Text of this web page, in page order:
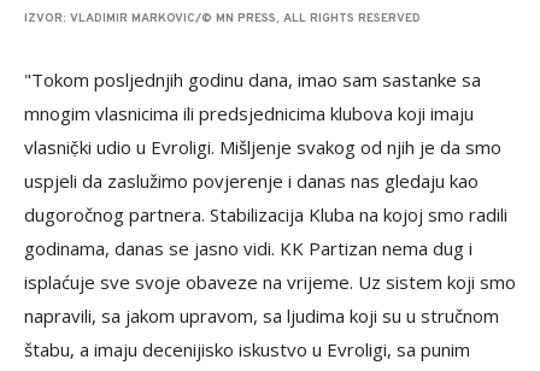
IZVOR: VLADIMIR MARKOVIC/© MN PRESS, ALL RIGHTS RESERVED
"Tokom posljednjih godinu dana, imao sam sastanke sa
mnogim vlasnicima ili predsjednicima klubova koji imaju
vlasnič̣ki udio u Evroligi. Mišljenje svakog od njih je da smo
uspjeli da zaslužimo povjerenje i danas nas gledaju kao
dugoročnog partnera. Stabilizacija Kluba na kojoj smo radili
godinama, danas se jasno vidi. KK Partizan nema dug i
isplaćuje sve svoje obaveze na vrijeme. Uz sistem koji smo
napravili, sa jakom upravom, sa ljudima koji su u stručnom
štabu, a imaju decenijisko iskustvo u Evroligi, sa punim